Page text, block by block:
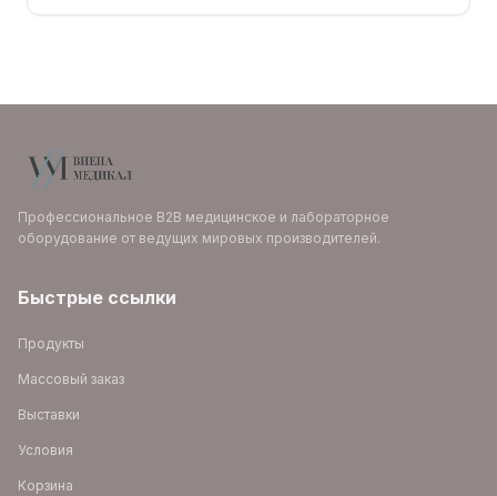
Профессиональное B2B медицинское и лабораторное
оборудование от ведущих мировых производителей.
Быстрые ссылки
Продукты
Массовый заказ
Выставки
Условия
Корзина